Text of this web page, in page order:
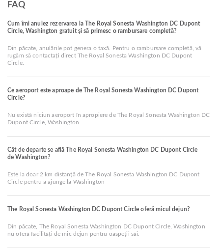
FAQ
Cum îmi anulez rezervarea la The Royal Sonesta Washington DC Dupont
Circle, Washington gratuit și să primesc o rambursare completă?
Din păcate, anulările pot genera o taxă. Pentru o rambursare completă, vă
rugăm să contactați direct The Royal Sonesta Washington DC Dupont
Circle.
Ce aeroport este aproape de The Royal Sonesta Washington DC Dupont
Circle?
Nu există niciun aeroport în apropiere de The Royal Sonesta Washington DC
Dupont Circle, Washington
Cât de departe se află The Royal Sonesta Washington DC Dupont Circle
de Washington?
Este la doar 2 km distanță de The Royal Sonesta Washington DC Dupont
Circle pentru a ajunge la Washington
The Royal Sonesta Washington DC Dupont Circle oferă micul dejun?
Din păcate, The Royal Sonesta Washington DC Dupont Circle, Washington
nu oferă facilități de mic dejun pentru oaspeții săi.